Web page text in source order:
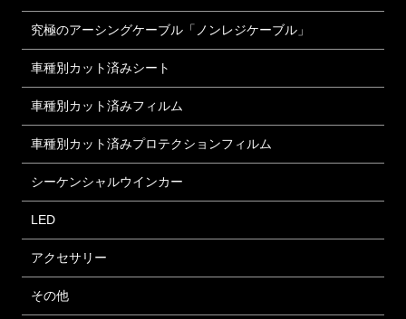
究極のアーシングケーブル「ノンレジケーブル」
車種別カット済みシート
車種別カット済みフィルム
車種別カット済みプロテクションフィルム
シーケンシャルウインカー
LED
アクセサリー
その他